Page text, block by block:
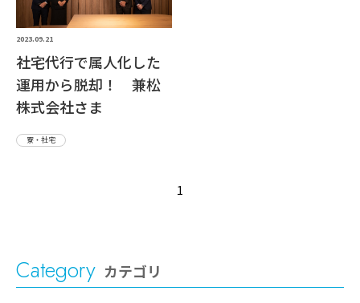
2023.09.21
社宅代行で属人化した
運用から脱却！ 兼松
株式会社さま
寮・社宅
1
Category カテゴリ